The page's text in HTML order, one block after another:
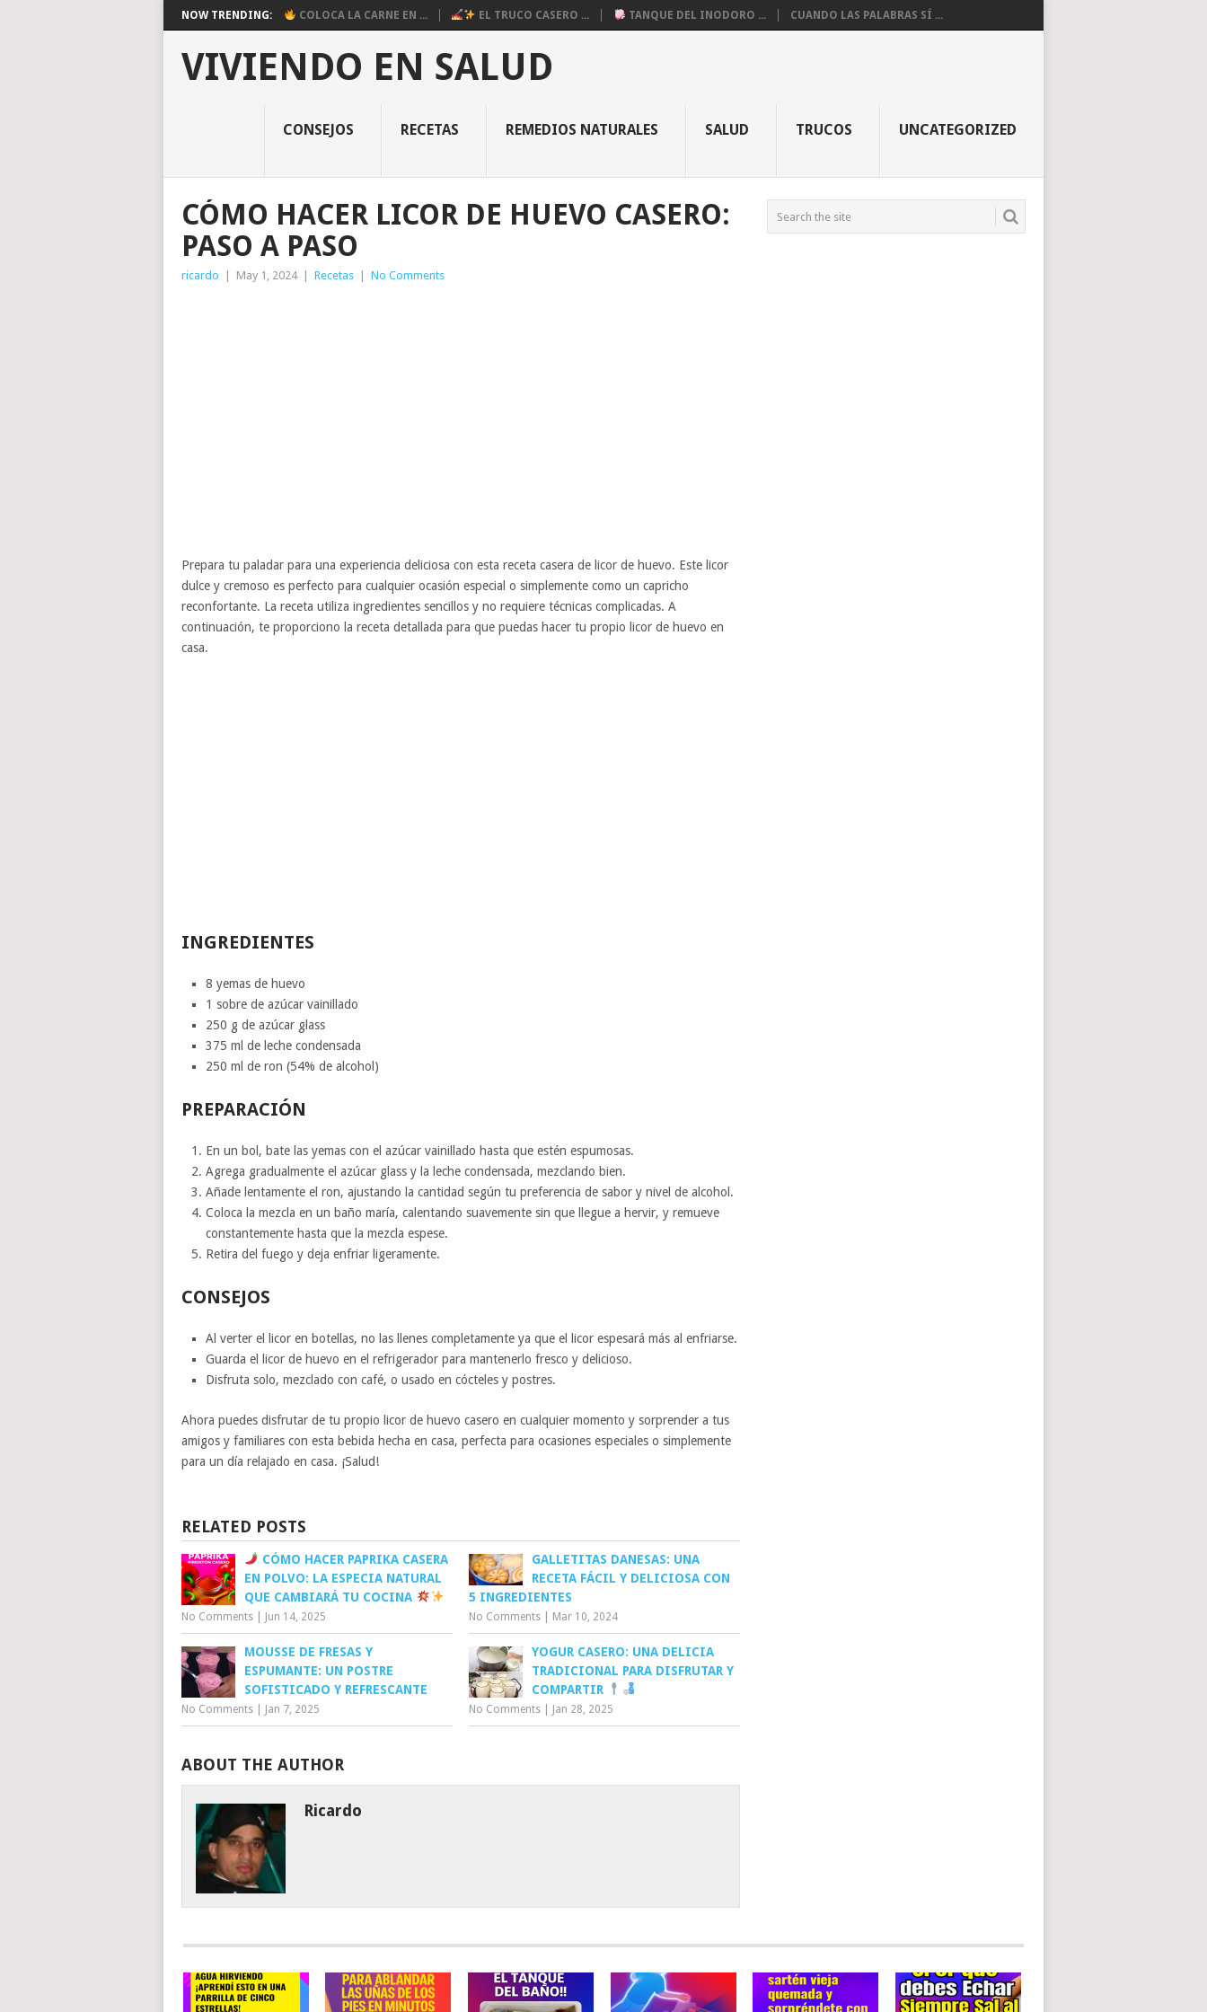
NOW TRENDING: COLOCA LA CARNE EN ... EL TRUCO CASERO ... TANQUE DEL INODORO ... CUANDO LAS PALABRAS SÍ ...
VIVIENDO EN SALUD
CONSEJOS RECETAS REMEDIOS NATURALES SALUD TRUCOS UNCATEGORIZED
CÓMO HACER LICOR DE HUEVO CASERO:
PASO A PASO
ricardo May 1, 2024 Recetas No Comments
Prepara tu paladar para una experiencia deliciosa con esta receta casera de licor de huevo. Este licor
dulce y cremoso es perfecto para cualquier ocasión especial o simplemente como un capricho
reconfortante. La receta utiliza ingredientes sencillos y no requiere técnicas complicadas. A
continuación, te proporciono la receta detallada para que puedas hacer tu propio licor de huevo en
casa.
INGREDIENTES
8 yemas de huevo
1 sobre de azúcar vainillado
250 g de azúcar glass
375 ml de leche condensada
250 ml de ron (54% de alcohol)
PREPARACIÓN
En un bol, bate las yemas con el azúcar vainillado hasta que estén espumosas.
Agrega gradualmente el azúcar glass y la leche condensada, mezclando bien.
Añade lentamente el ron, ajustando la cantidad según tu preferencia de sabor y nivel de alcohol.
Coloca la mezcla en un baño maría, calentando suavemente sin que llegue a hervir, y remueve
constantemente hasta que la mezcla espese.
Retira del fuego y deja enfriar ligeramente.
CONSEJOS
Al verter el licor en botellas, no las llenes completamente ya que el licor espesará más al enfriarse.
Guarda el licor de huevo en el refrigerador para mantenerlo fresco y delicioso.
Disfruta solo, mezclado con café, o usado en cócteles y postres.
Ahora puedes disfrutar de tu propio licor de huevo casero en cualquier momento y sorprender a tus
amigos y familiares con esta bebida hecha en casa, perfecta para ocasiones especiales o simplemente
para un día relajado en casa. ¡Salud!
RELATED POSTS
CÓMO HACER PAPRIKA CASERA
EN POLVO: LA ESPECIA NATURAL
QUE CAMBIARÁ TU COCINA
No Comments Jun 14, 2025
GALLETITAS DANESAS: UNA
RECETA FÁCIL Y DELICIOSA CON
5 INGREDIENTES
No Comments Mar 10, 2024
MOUSSE DE FRESAS Y
ESPUMANTE: UN POSTRE
SOFISTICADO Y REFRESCANTE
No Comments Jan 7, 2025
YOGUR CASERO: UNA DELICIA
TRADICIONAL PARA DISFRUTAR Y
COMPARTIR
No Comments Jan 28, 2025
ABOUT THE AUTHOR
Ricardo